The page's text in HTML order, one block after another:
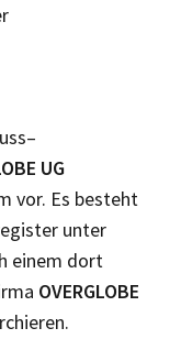
UG
vor. Es besteht
unter
einem dort
OVERGLOBE